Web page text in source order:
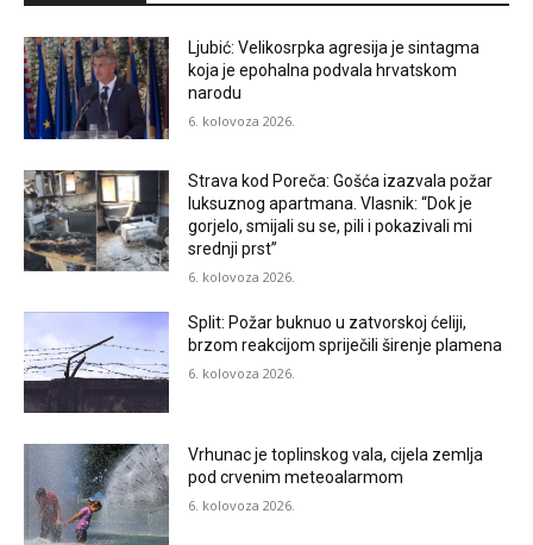
Ljubić: Velikosrpka agresija je sintagma
koja je epohalna podvala hrvatskom
narodu
6. kolovoza 2026.
Strava kod Poreča: Gošća izazvala požar
luksuznog apartmana. Vlasnik: “Dok je
gorjelo, smijali su se, pili i pokazivali mi
srednji prst”
6. kolovoza 2026.
Split: Požar buknuo u zatvorskoj ćeliji,
brzom reakcijom spriječili širenje plamena
6. kolovoza 2026.
Vrhunac je toplinskog vala, cijela zemlja
pod crvenim meteoalarmom
6. kolovoza 2026.